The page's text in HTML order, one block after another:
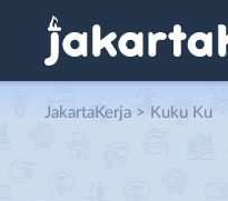
JakartaKerja > Kuku Ku